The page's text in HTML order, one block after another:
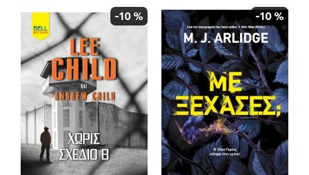
-10 % -10 %